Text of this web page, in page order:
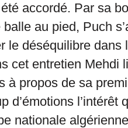
accordé. Par sa
au pied, Puch
le déséquilibre dans
cet entretien Mehdi
à propos de sa
d’émotions l’intérêt
nationale